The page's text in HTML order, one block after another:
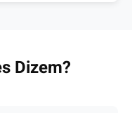
Dizem?